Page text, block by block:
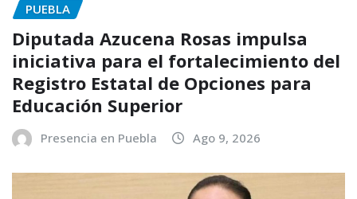
PUEBLA
Diputada Azucena Rosas impulsa
iniciativa para el fortalecimiento del
Registro Estatal de Opciones para
Educación Superior
Presencia en Puebla Ago 9, 2026